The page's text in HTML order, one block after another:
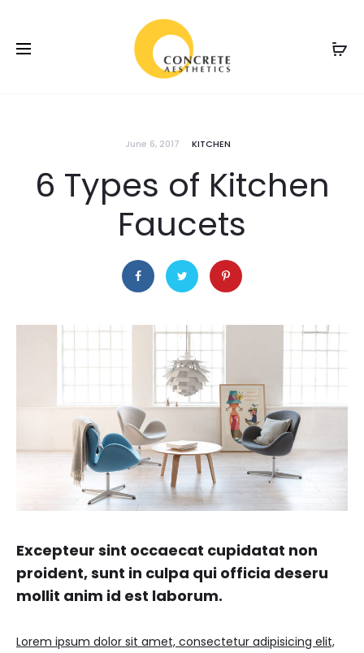
June 6, 2017 KITCHEN
6 Types of Kitchen
Faucets
Excepteur sint occaecat cupidatat non
proident, sunt in culpa qui officia deseru
mollit anim id est laborum.
Lorem ipsum dolor sit amet, consectetur adipisicing elit,